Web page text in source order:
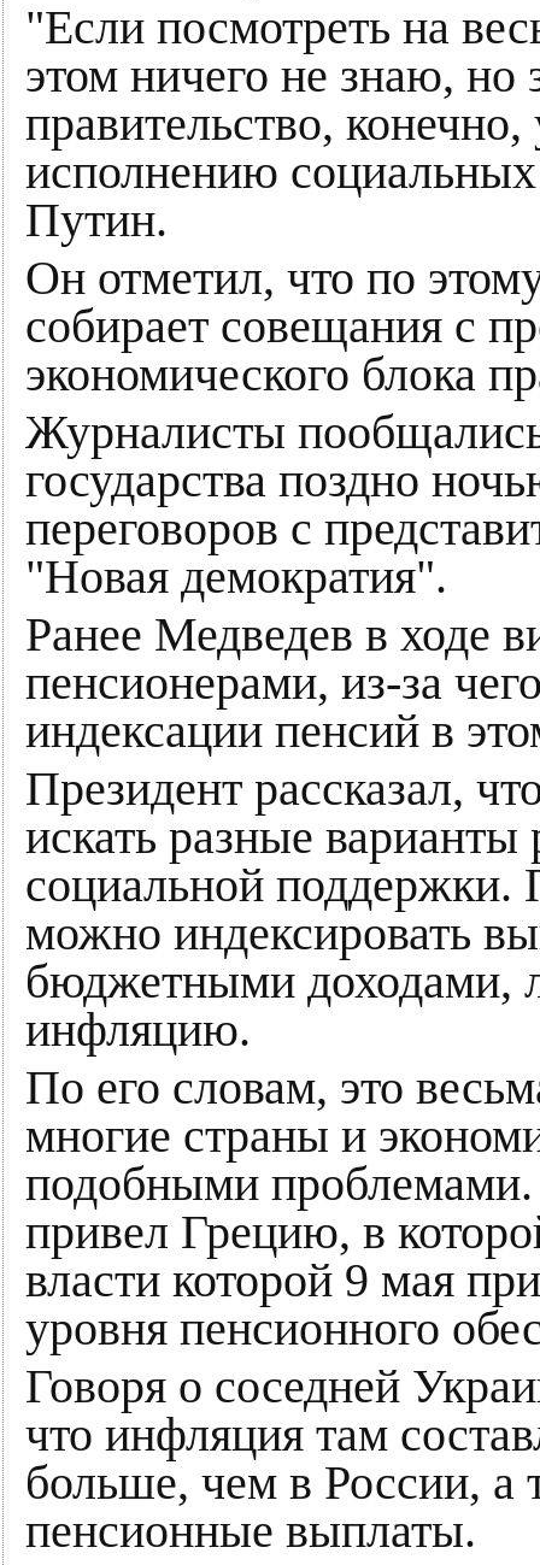
"Если посмотреть на
этом ничего не знаю, но
правительство,
исполнению социальных
Путин.
Он отметил, что по
собирает совещания с
экономического блока
Журналисты
государства поздно
переговоров с
"Новая демократия".
Ранее Медведев в ходе
пенсионерами, из-за
индексации пенсий в
Президент рассказал,
искать разные
социальной поддержки.
можно индексировать
бюджетными доходами,
инфляцию.
По его словам, это
многие страны и
подобными проблемами.
привел Грецию, в
власти которой 9 мая
уровня пенсионного
Говоря о соседней
что инфляция там
больше, чем в России, а
пенсионные выплаты.